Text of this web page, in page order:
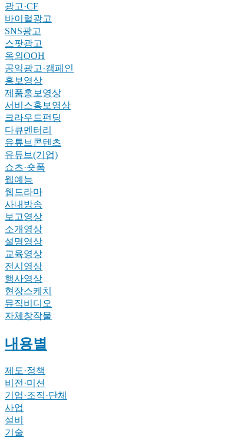
광고·CF
바이럴광고
SNS광고
스팟광고
옥외OOH
공익광고·캠페인
홍보영상
제품홍보영상
서비스홍보영상
크라우드펀딩
다큐멘터리
유튜브콘텐츠
유튜브(기업)
쇼츠·숏폼
웹예능
웹드라마
사내방송
보고영상
소개영상
설명영상
교육영상
전시영상
행사영상
현장스케치
뮤직비디오
자체창작물
내용별
제도·정책
비전·미션
기업·조직·단체
사업
설비
기술